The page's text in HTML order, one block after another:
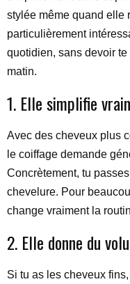
stylée même quand elle
particulièrement
quotidien, sans devoir
matin.
1. Elle simplifie
Avec des cheveux plus
le coiffage demande
Concrètement, tu
chevelure. Pour
change vraiment la
2. Elle donne du
Si tu as les cheveux